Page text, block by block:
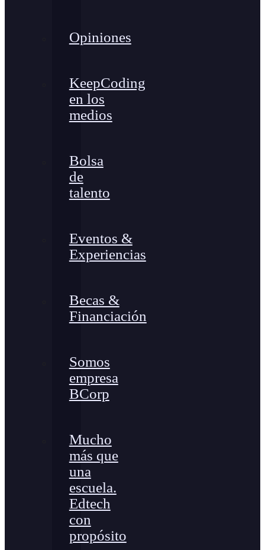
Opiniones
KeepCoding
en los
medios
Bolsa
de
talento
Eventos &
Experiencias
Becas &
Financiación
Somos
empresa
BCorp
Mucho
más que
una
escuela.
Edtech
con
propósito